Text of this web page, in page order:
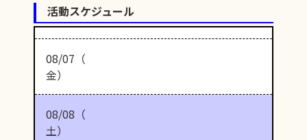
活動スケジュール
08/07（
金）
08/08（
土）